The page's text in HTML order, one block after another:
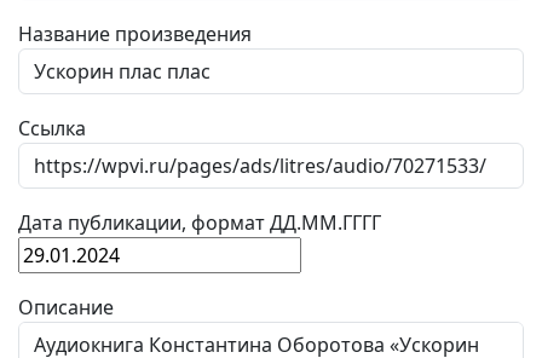
Название произведения
Ссылка
Дата публикации, формат ДД.ММ.ГГГГ
Описание